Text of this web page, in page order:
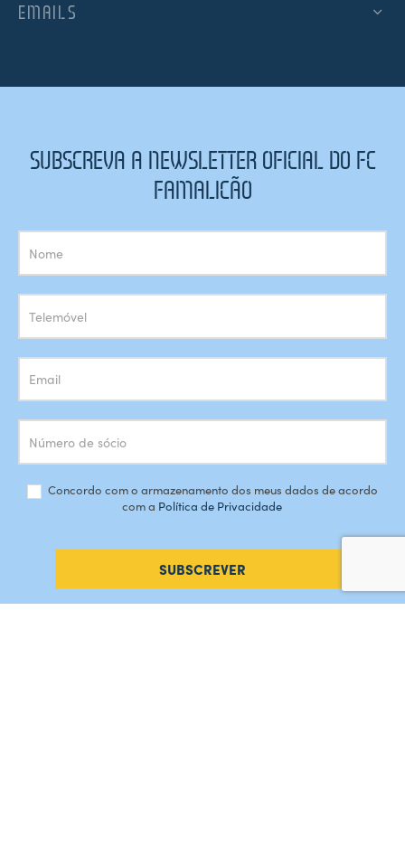
EMAILS
SUBSCREVA A NEWSLETTER OFICIAL DO FC
FAMALICÃO
Subscrição
Newsletter
Concordo com o armazenamento dos meus dados de acordo
com a Política de Privacidade
SUBSCREVER